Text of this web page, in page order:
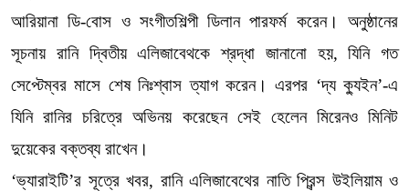
আরিয়ানা ডি-বোস ও সংগীতশিল্পী ডিলান পারফর্ম করেন। অনুষ্ঠানের
সূচনায় রানি দ্বিতীয় এলিজাবেথকে শ্রদ্ধা জানানো হয়, যিনি গত
সেপ্টেম্বর মাসে শেষ নিঃশ্বাস ত্যাগ করেন। এরপর ‘দ্য ক্যুইন’-এ
যিনি রানির চরিত্রে অভিনয় করেছেন সেই হেলেন মিরেনও মিনিট
দুয়েকের বক্তব্য রাখেন।
‘ভ্যারাইটি’র সূত্রে খবর, রানি এলিজাবেথের নাতি প্রিন্স উইলিয়াম ও